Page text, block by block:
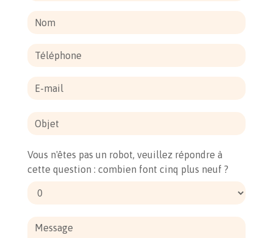
Vous n'êtes pas un robot, veuillez répondre à
cette question : combien font cinq plus neuf ?